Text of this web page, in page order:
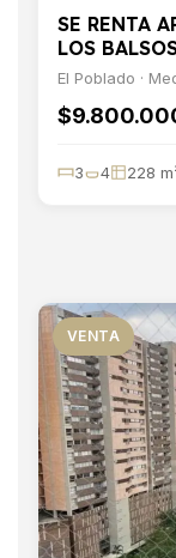
SE RENTA
LOS
El Poblado ·
3 4 228
VENTA